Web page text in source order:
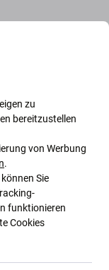
ist oder
werden
korrekt an
zu
bereitzustellen
von Werbung
.
Sie
funktionieren
Cookies